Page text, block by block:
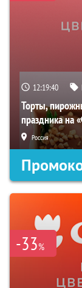
12:19:39
Торты,
праздника на
Россия
-33%